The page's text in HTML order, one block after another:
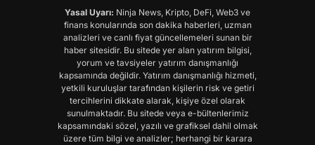
Yasal Uyarı: Ninja News, Kripto, DeFi, Web3 ve
finans konularında son dakika haberleri, uzman
analizleri ve canlı fiyat güncellemeleri sunan bir
haber sitesidir. Bu sitede yer alan yatırım bilgisi,
yorum ve tavsiyeler yatırım danışmanlığı
kapsamında değildir. Yatırım danışmanlığı hizmeti,
yetkili kuruluşlar tarafından kişilerin risk ve getiri
tercihlerini dikkate alarak, kişiye özel olarak
sunulmaktadır. Bu sitede veya e-bültenlerimiz
kapsamındaki sözel, yazılı ve grafiksel dahil olmak
üzere tüm bilgi ve analizler; herhangi bir karara